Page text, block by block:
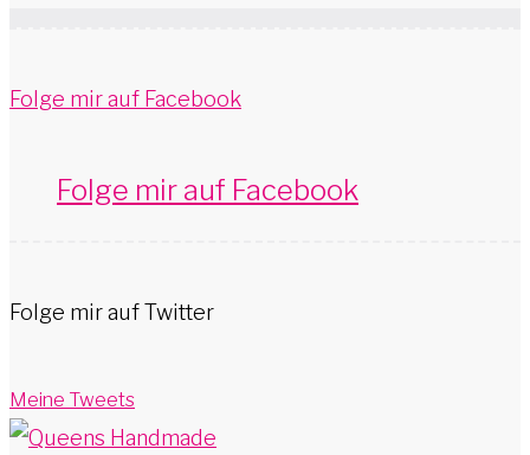
Folge mir auf Facebook
Folge mir auf Facebook
Folge mir auf Twitter
Meine Tweets